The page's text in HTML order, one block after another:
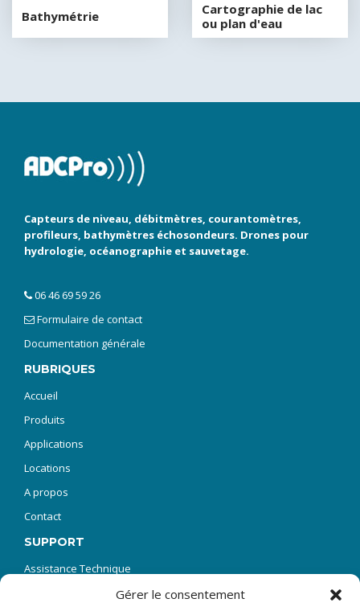
Gérer le consentement
Bathymétrie
Cartographie de lac
ou plan d'eau
Capteurs de niveau, débitmètres, courantomètres,
profileurs, bathymètres échosondeurs. Drones pour
hydrologie, océanographie et sauvetage.
06 46 69 59 26
Formulaire de contact
Documentation générale
RUBRIQUES
Accueil
Produits
Applications
Locations
A propos
Contact
SUPPORT
Assistance Technique